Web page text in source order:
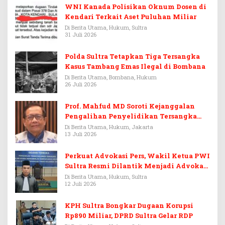
WNI Kanada Polisikan Oknum Dosen di
Kendari Terkait Aset Puluhan Miliar
Di Berita Utama, Hukum, Sultra
31 Juli 2026
Polda Sultra Tetapkan Tiga Tersangka
Kasus Tambang Emas Ilegal di Bombana
Di Berita Utama, Bombana, Hukum
26 Juli 2026
Prof. Mahfud MD Soroti Kejanggalan
Pengalihan Penyelidikan Tersangka
Febrie Adriansyah
Di Berita Utama, Hukum, Jakarta
13 Juli 2026
Perkuat Advokasi Pers, Wakil Ketua PWI
Sultra Resmi Dilantik Menjadi Advokat
PERADI
Di Berita Utama, Hukum, Sultra
12 Juli 2026
KPH Sultra Bongkar Dugaan Korupsi
Rp890 Miliar, DPRD Sultra Gelar RDP